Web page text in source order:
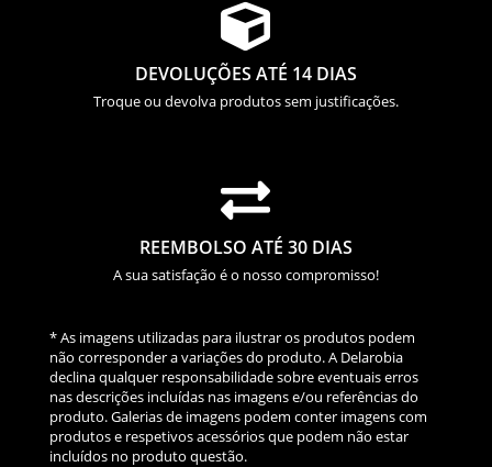

DEVOLUÇÕES ATÉ 14 DIAS
Troque ou devolva produtos sem justificações.

REEMBOLSO ATÉ 30 DIAS
A sua satisfação é o nosso compromisso!
* As imagens utilizadas para ilustrar os produtos podem
não corresponder a variações do produto. A Delarobia
declina qualquer responsabilidade sobre eventuais erros
nas descrições incluídas nas imagens e/ou referências do
produto. Galerias de imagens podem conter imagens com
produtos e respetivos acessórios que podem não estar
incluídos no produto questão.